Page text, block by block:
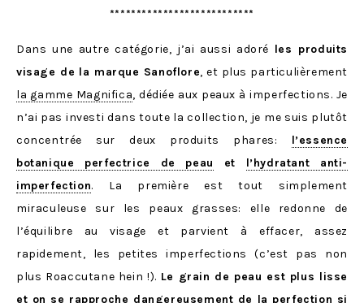
***************************
Dans une autre catégorie, j’ai aussi adoré les produits
visage de la marque Sanoflore, et plus particulièrement
la gamme Magnifica, dédiée aux peaux à imperfections. Je
n’ai pas investi dans toute la collection, je me suis plutôt
concentrée sur deux produits phares: l’essence
botanique perfectrice de peau
et l’hydratant anti-
imperfection. La première est tout simplement
miraculeuse sur les peaux grasses: elle redonne de
l’équilibre au visage et parvient à effacer, assez
rapidement, les petites imperfections (c’est pas non
plus Roaccutane hein !). Le grain de peau est plus lisse
et on se rapproche dangereusement de la perfection si